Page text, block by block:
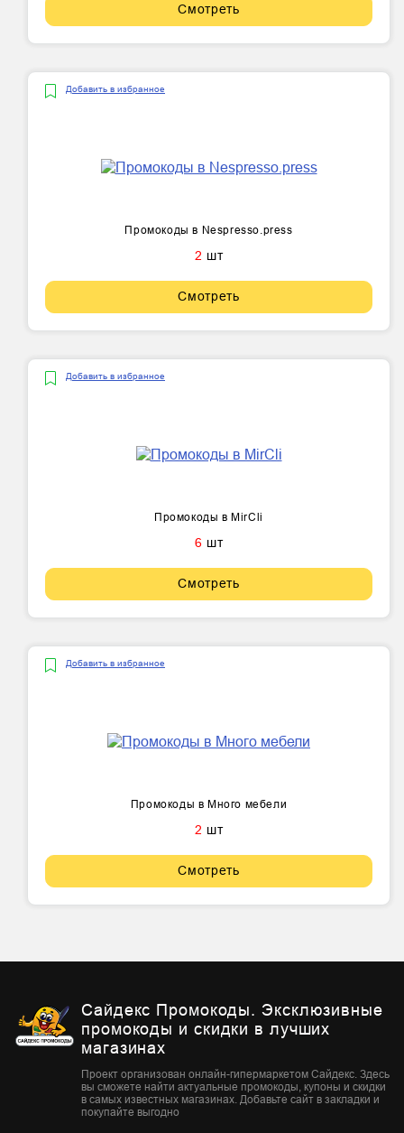
Смотреть
Добавить в избранное
Промокоды в Nespresso.press
2 шт
Смотреть
Добавить в избранное
Промокоды в MirCli
6 шт
Смотреть
Добавить в избранное
Промокоды в Много мебели
2 шт
Смотреть
Сайдекс Промокоды. Эксклюзивные
промокоды и скидки в лучших
магазинах
Проект организован онлайн-гипермаркетом Сайдекс. Здесь
вы сможете найти актуальные промокоды, купоны и скидки
в самых известных магазинах. Добавьте сайт в закладки и
покупайте выгодно